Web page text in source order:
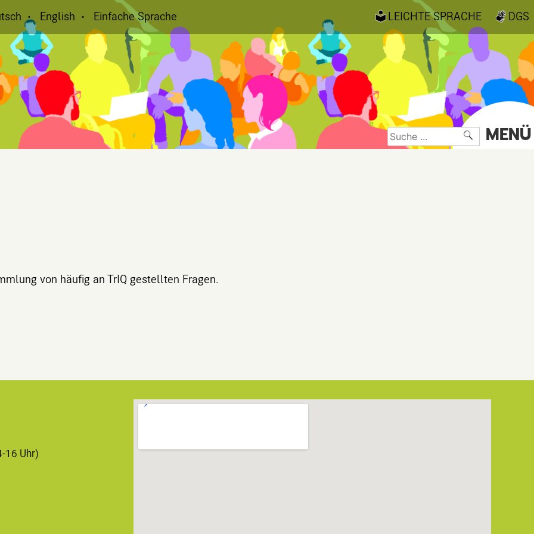
English Einfache Sprache DGS
LEICHTE SPRACHE
Suche
nach:
MENÜ
von häufig an TrIQ gestellten Fragen.
16 Uhr)